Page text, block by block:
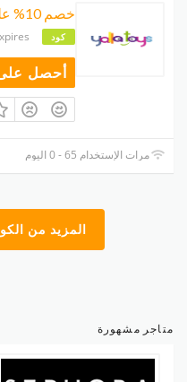
خصم 10% على جميع الألعاب من يلا تويز
كود
أحصل
مرات الإستخدام 65 - 0 اليوم
المزيد من
متاجر مشهورة